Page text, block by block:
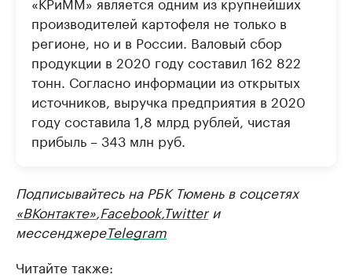
производителей картофеля не только в
регионе, но и в России. Валовый сбор
продукции в 2020 году составил 162 822
тонн. Согласно информации из открытых
источников, выручка предприятия в 2020
году составила 1,8 млрд рублей, чистая
прибыль – 343 млн руб.
Подписывайтесь на РБК Тюмень в соцсетях
«ВКонтакте»,Facebook,Twitterи
мессенджереTelegram
Читайте также: